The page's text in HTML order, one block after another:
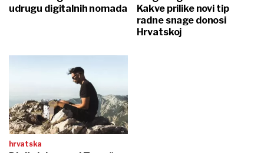
udrugu digitalnih nomada
Kakve prilike novi tip
radne snage donosi
Hrvatskoj
hrvatska